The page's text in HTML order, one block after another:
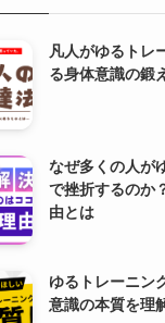
凡人がゆるトレ
る身体意識の鍛
なぜ多くの人が
で挫折するのか
由とは
ゆるトレーニン
意識の本質を理